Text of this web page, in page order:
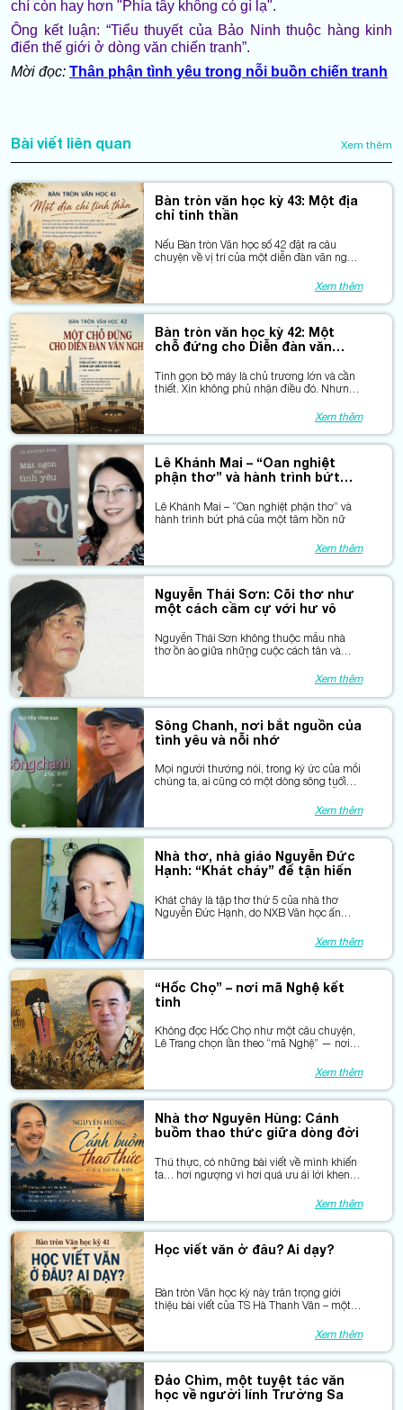
chí còn hay hơn "Phía tây không có gì lạ".
Ông kết luận: “Tiểu thuyết của Bảo Ninh thuộc hàng kinh
điển thế giới ở dòng văn chiến tranh”.
Mời đọc: Thân phận tình yêu trong nỗi buồn chiến tranh
Bài viết liên quan Xem thêm
Bàn tròn văn học kỳ 43: Một địa
chỉ tinh thần
Nếu Bàn tròn Văn học số 42 đặt ra câu
chuyện về vị trí của một diễn đàn văn nghệ
thì ở số này, chúng tôi muốn lắng nghe
những cảm nhận từ chính những người đã
từng gắn bó với diễn đàn ấy.
Xem thêm
Bàn tròn văn học kỳ 42: Một
chỗ đứng cho Diễn đàn văn
Tinh gọn bộ máy là chủ trương lớn và cần
thiết. Xin không phủ nhận điều đó. Nhưng
chế, có những giá trị rất khó cân đong bằng
Xem thêm
Lê Khánh Mai – “Oan nghiệt
phận thơ” và hành trình bứt
Lê Khánh Mai – “Oan nghiệt phận thơ” và
hành trình bứt phá của một tâm hồn nữ
Xem thêm
Nguyễn Thái Sơn: Cõi thơ như
một cách cầm cự với hư vô
Nguyễn Thái Sơn không thuộc mẫu nhà
thơ ồn ào giữa những cuộc cách tân và
đường riêng của mình — như một người
lính “vừa đi vừa nghĩ”, mang theo ký ức
chiến tranh, những ám ảnh về cái chết, sự
thơ thôi”.
Xem thêm
Sông Chanh, nơi bắt nguồn của
tình yêu và nỗi nhớ
Mọi người thường nói, trong ký ức của mỗi
chúng ta, ai cũng có một dòng sông tuổi
Vĩnh Bảo, có lẽ dòng sông tuổi thơ ấy chính
là sông Chanh – con sông gắn bó với anh
suốt cuộc đời, từ khi ấu thơ đến lúc trưởng
nghiệp.
Xem thêm
Nhà thơ, nhà giáo Nguyễn Đức
Hạnh: “Khát cháy” để tận hiến
Khát cháy là tập thơ thứ 5 của nhà thơ
Nguyễn Đức Hạnh, do NXB Văn học ấn
Hội Nhà văn Việt Nam, hội viên Hội VHNT
tỉnh Thái Nguyên, Phó Giáo sư, Tiến sĩ
chuyên ngành Ngữ văn, Nhà giáo Ưu tú,
Nguyên, hiện đang công tác tại Đại học
Thái Nguyên.
Xem thêm
“Hốc Chọ” – nơi mã Nghệ kết
tinh
Không đọc Hốc Chọ như một câu chuyện,
Lê Trang chọn lần theo “mã Nghệ” — nơi
Xem thêm
Nhà thơ Nguyên Hùng: Cánh
buồm thao thức giữa dòng đời
Thú thực, có những bài viết về mình khiến
ta… hơi ngượng vì hơi quá ưu ái lời khen.
trọng, bởi sự thấu hiểu và chân tình của
người viết. Bài sau đây của tác giả Lê Ngọc
Tú là một trường hợp như thế.
Xem thêm
Học viết văn ở đâu? Ai dạy?
Bàn tròn Văn học kỳ này trân trọng giới
thiệu bài viết của TS Hà Thanh Vân – một
lên FB cá nhân, trên đường tới núi CônXem thêm
Đảo Chìm, một tuyệt tác văn
học về người lính Trường Sa